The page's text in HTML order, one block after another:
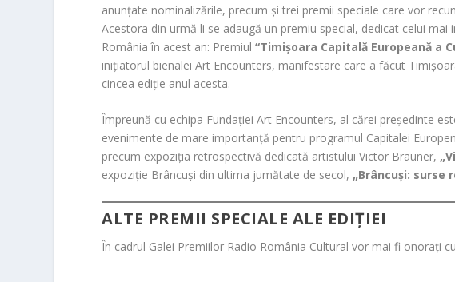
anunțate nominalizările, precum și trei premii speciale care vor
Acestora din urmă li se adaugă un premiu special, dedicat celui
România în acest an: Premiul“Timișoara Capitală Europeană a
inițiatorul bienalei Art Encounters, manifestare care a făcut
cincea ediție anul acesta.
Împreună cu echipa Fundației Art Encounters, al cărei președinte
evenimente de mare importanță pentru programul Capitalei
precum expoziția retrospectivă dedicată artistului Victor Brauner,
expoziție Brâncuși din ultima jumătate de secol, „Brâncuși: surse
ALTE PREMII SPECIALE ALE EDIȚIEI
În cadrul Galei Premiilor Radio România Cultural vor mai fi onorați